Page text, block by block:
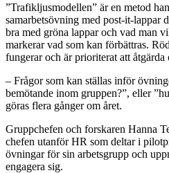
”Trafikljusmodellen” är en metod
samarbetsövning med post-it-lappar
bra med gröna lappar och vad man
markerar vad som kan förbättras.
fungerar och är prioriterat att åtgärda
– Frågor som kan ställas inför
bemötande inom gruppen?”, eller
göras flera gånger om året.
Gruppchefen och forskaren Hanna
chefen utanför HR som deltar i
övningar för sin arbetsgrupp och
engagera sig.